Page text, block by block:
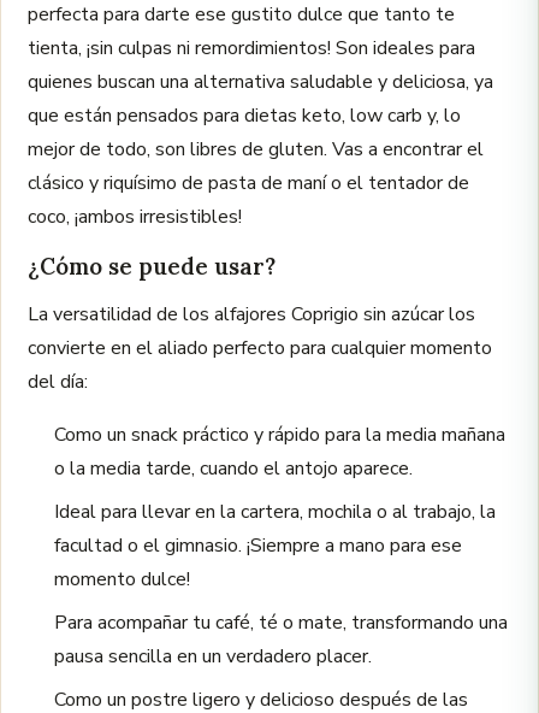
perfecta para darte ese gustito dulce que tanto te
tienta, ¡sin culpas ni remordimientos! Son ideales para
quienes buscan una alternativa saludable y deliciosa, ya
que están pensados para dietas keto, low carb y, lo
mejor de todo, son libres de gluten. Vas a encontrar el
clásico y riquísimo de pasta de maní o el tentador de
coco, ¡ambos irresistibles!
¿Cómo se puede usar?
La versatilidad de los alfajores Coprigio sin azúcar los
convierte en el aliado perfecto para cualquier momento
del día:
Como un snack práctico y rápido para la media mañana
o la media tarde, cuando el antojo aparece.
Ideal para llevar en la cartera, mochila o al trabajo, la
facultad o el gimnasio. ¡Siempre a mano para ese
momento dulce!
Para acompañar tu café, té o mate, transformando una
pausa sencilla en un verdadero placer.
Como un postre ligero y delicioso después de las